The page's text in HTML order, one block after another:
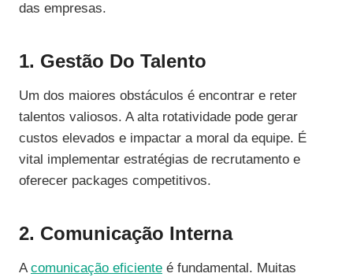
das empresas.
1. Gestão Do Talento
Um dos maiores obstáculos é encontrar e reter
talentos valiosos. A alta rotatividade pode gerar
custos elevados e impactar a moral da equipe. É
vital implementar estratégias de recrutamento e
oferecer packages competitivos.
2. Comunicação Interna
Acomunicação eficiente é fundamental. Muitas